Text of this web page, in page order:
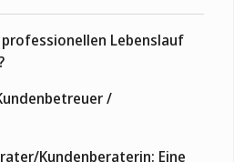
Lebenslauf
/
Kundenberaterin: Eine